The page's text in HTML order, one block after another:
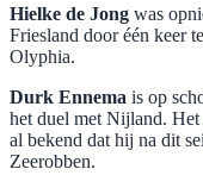
Hielke de Jong was
Friesland door één keer
Olyphia.
Durk Ennema is op
het duel met Nijland.
al bekend dat hij na dit
Zeerobben.